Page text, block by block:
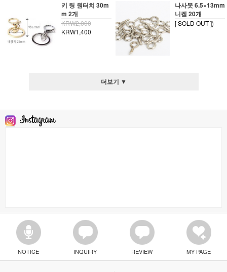
키 링 원터치 30m
m 2개
KRW2,000
KRW1,400
나사못 6.5×13mm
니켈 20개
[ SOLD OUT ])
더보기 ▼
NOTICE INQUIRY REVIEW MY PAGE